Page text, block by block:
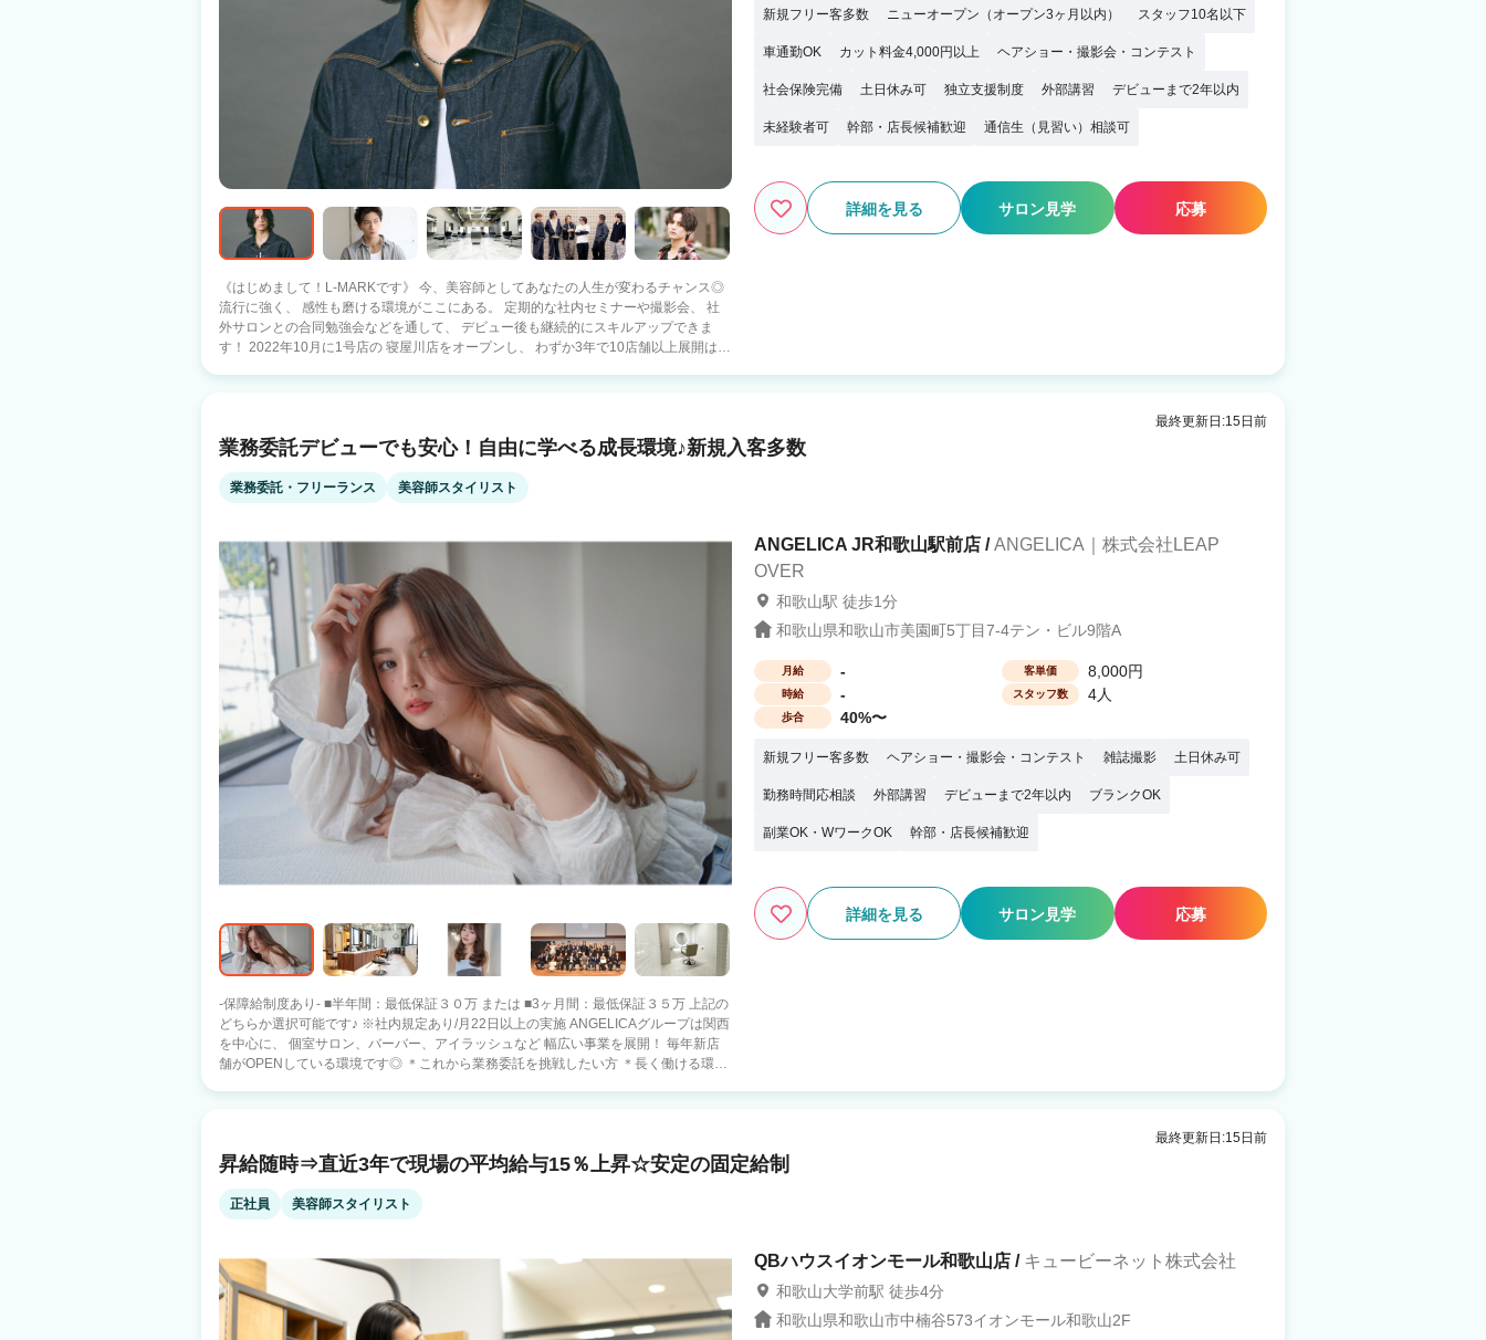
《はじめまして！L-MARKです》 今、美容師としてあなたの人生が変わるチャンス◎
流行に強く、 感性も磨ける環境がここにある。 定期的な社内セミナーや撮影会、 社
外サロンとの合同勉強会などを通して、 デビュー後も継続的にスキルアップできま
す！ 2022年10月に1号店の 寝屋川店をオープンし、 わずか3年で10店舗以上展開は果
ー ★平均年齢23歳！若々しい世代が支え合う、 明るく前向きな職場！ ★月10日休
人以上が来店！ お客様0からでも、安定して入客可能 ★営業時間が11:00〜20:00と
無理のない働き方・給与 月25万 ★新卒1年目から平均年収600万円〜 ・指名45%
社10ヵ月 11:00〜20:00勤務→月収51万 ⇒23歳 中途入社半年後 11:00〜
20:00勤務→月収72万 ★充実の福利厚生 ・社会保険完備 ・交通費支給（1.5万上限）
・MENS CAMP会費全額負担 ・表彰制度ボーナス支給あり 私たちと一緒に、美容の最
前線で輝きませんか？
新規フリー客多数 ニューオープン（オープン3ヶ月以内） スタッフ10名以下
車通勤OK カット料金4,000円以上 ヘアショー・撮影会・コンテスト
社会保険完備 土日休み可 独立支援制度 外部講習 デビューまで2年以内
未経験者可 幹部・店長候補歓迎 通信生（見習い）相談可
詳細を見る サロン見学 応募
最終更新日:15日前
業務委託デビューでも安心！自由に学べる成長環境♪新規入客多数
業務委託・フリーランス 美容師スタイリスト
-保障給制度あり- ■半年間：最低保証３０万 または ■3ヶ月間：最低保証３５万 ​上記の
どちらか選択可能です♪ ※社内規定あり/月22日以上の実施 ANGELICAグループは関西
を中心に、 個室サロン、バーバー、アイラッシュなど 幅広い事業を展開！ 毎年新店
舗がOPENしている環境です◎ ＊これから業務委託を挑戦したい方 ＊長く働ける環境
リスト教育も充実、ブランクがある方も安心 ■社内体制・各種手当が手厚い ・店販
ニーサ・投資オンラインセミナー参加可能 ・確定申告サポートあり 不安な方、面倒な
方は税理士さんにお任せできます♪ ■キャリアアップが可能な環境 希望者は店長、マネ
を通じて、 スタッフの人生を豊かにすることを目指しています！ 事で得られる【やり
がい】を最大限に感じてもらえる環境と 真剣に向き合い一緒に創り上げていける仲間
を募集しています。 まずはお悩みをお気軽にご相談ください。 ご連絡お待ちしており
ます！
ANGELICA JR和歌山駅前店 /ANGELICA｜株式会社LEAP
OVER
和歌山駅 徒歩1分
和歌山県和歌山市美園町5丁目7-4テン・ビル9階A
月給 - 客単価 8,000円
時給 - スタッフ数 4人
歩合 40%〜
新規フリー客多数 ヘアショー・撮影会・コンテスト 雑誌撮影 土日休み可
勤務時間応相談 外部講習 デビューまで2年以内 ブランクOK
副業OK・WワークOK 幹部・店長候補歓迎
詳細を見る サロン見学 応募
最終更新日:15日前
昇給随時⇒直近3年で現場の平均給与15％上昇☆安定の固定給制
正社員 美容師スタイリスト
QBハウスイオンモール和歌山店 / キュービーネット株式会社
和歌山大学前駅 徒歩4分
和歌山県和歌山市中楠谷573イオンモール和歌山2F